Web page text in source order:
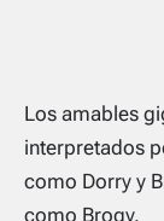
Los amables
interpretados
como Dorry y
como Brogy.